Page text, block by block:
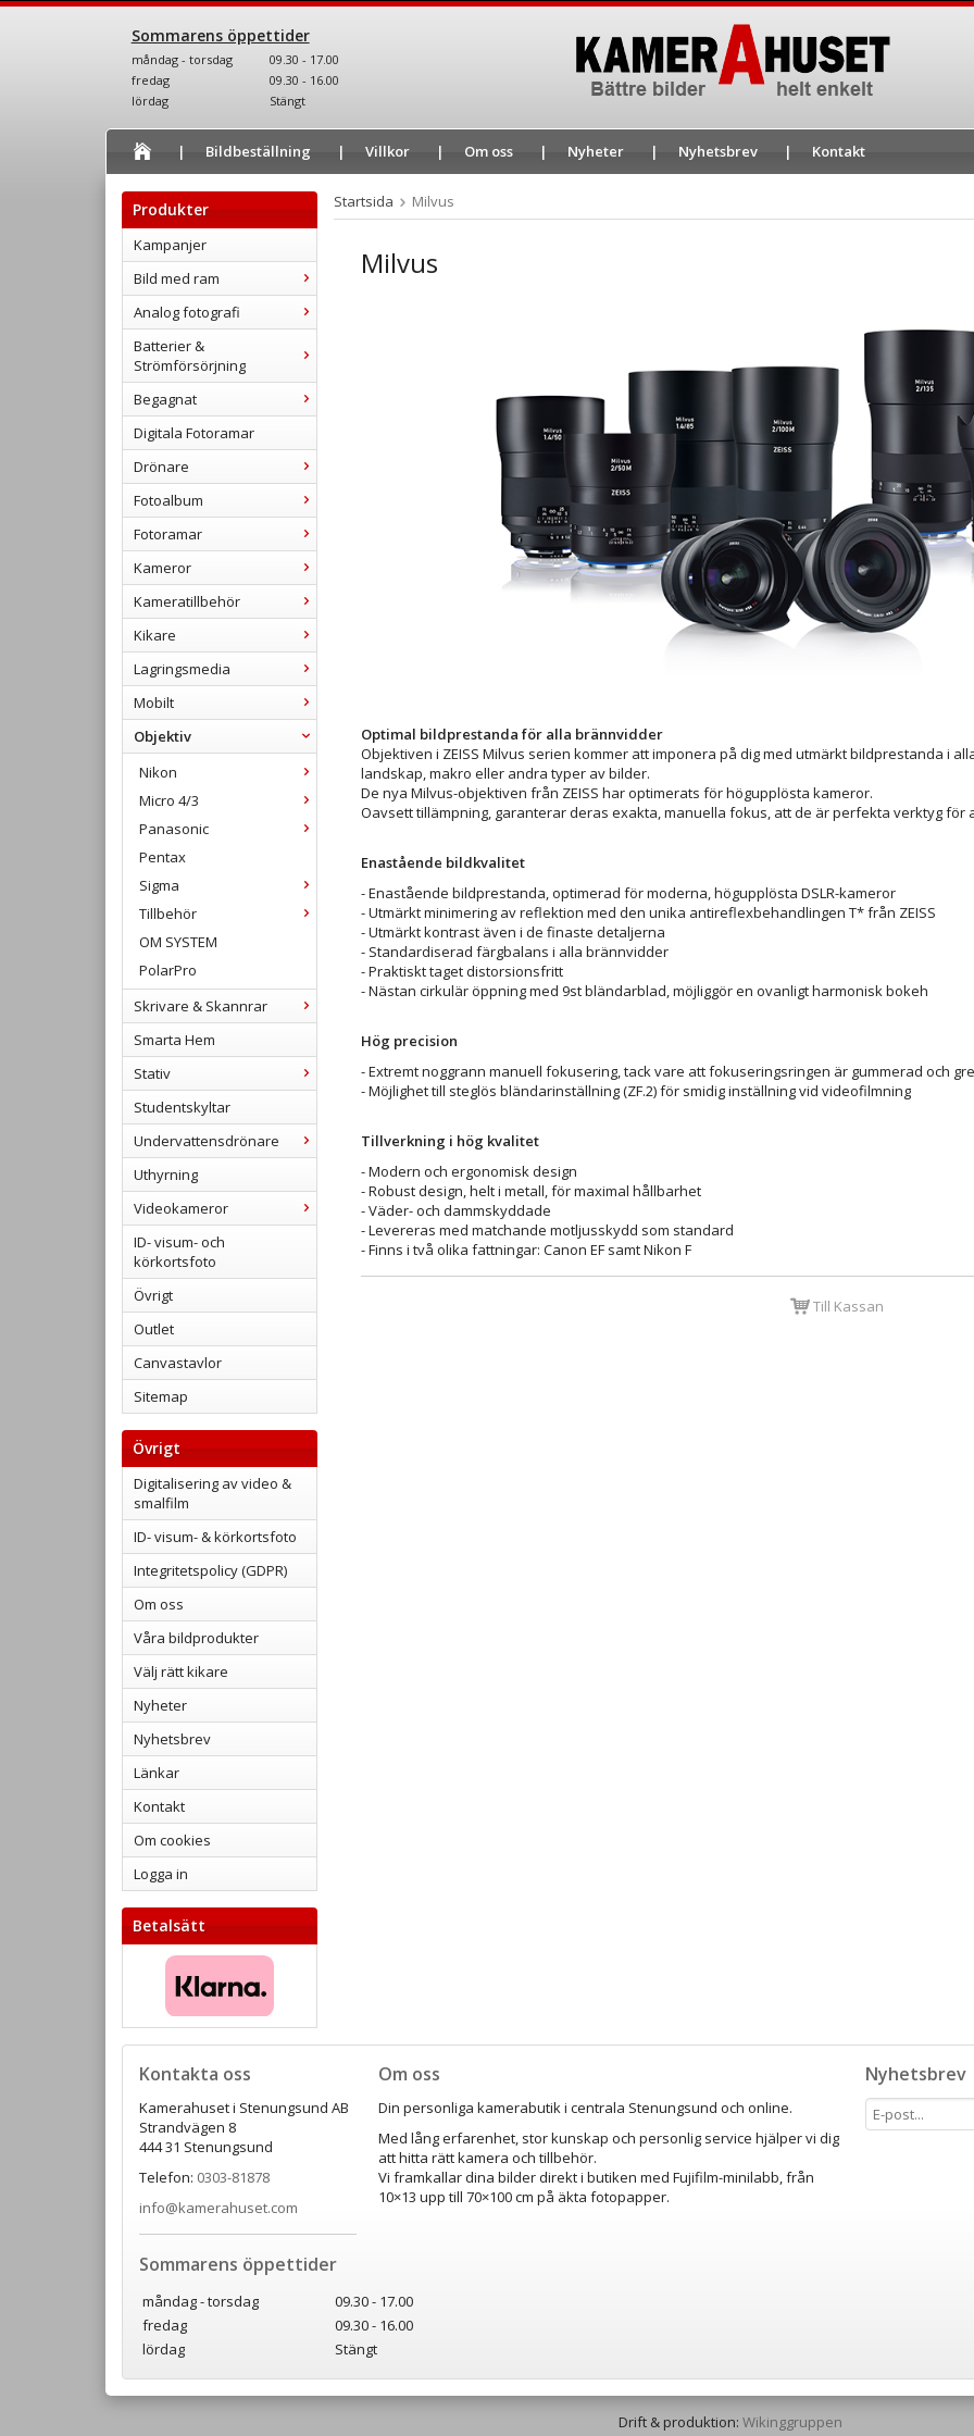
Sommarens öppettider
måndag - torsdag
09.30 - 17.00
fredag
09.30 - 16.00
lördag
Stängt
Bildbeställning Villkor Om oss Nyheter Nyhetsbrev Kontakt
Produkter
Kampanjer
Bild med ram
Analog fotografi
Batterier &
Strömförsörjning
Begagnat
Digitala Fotoramar
Drönare
Fotoalbum
Fotoramar
Kameror
Kameratillbehör
Kikare
Lagringsmedia
Mobilt
Objektiv
Nikon
Micro 4/3
Panasonic
Pentax
Sigma
Tillbehör
OM SYSTEM
PolarPro
Skrivare & Skannrar
Smarta Hem
Stativ
Studentskyltar
Undervattensdrönare
Uthyrning
Videokameror
ID- visum- och
körkortsfoto
Övrigt
Outlet
Canvastavlor
Sitemap
Övrigt
Digitalisering av video &
smalfilm
ID- visum- & körkortsfoto
Integritetspolicy (GDPR)
Om oss
Våra bildprodukter
Välj rätt kikare
Nyheter
Nyhetsbrev
Länkar
Kontakt
Om cookies
Logga in
Betalsätt
Startsida Milvus
Milvus
Optimal bildprestanda för alla brännvidder
Objektiven i ZEISS Milvus serien kommer att imponera på dig med utmärkt bildprestanda i
landskap, makro eller andra typer av bilder.
De nya Milvus-objektiven från ZEISS har optimerats för högupplösta kameror.
Oavsett tillämpning, garanterar deras exakta, manuella fokus, att de är perfekta verktyg
Enastående bildkvalitet
- Enastående bildprestanda, optimerad för moderna, högupplösta DSLR-kameror
- Utmärkt minimering av reflektion med den unika antireflexbehandlingen T* från ZEISS
- Utmärkt kontrast även i de finaste detaljerna
- Standardiserad färgbalans i alla brännvidder
- Praktiskt taget distorsionsfritt
- Nästan cirkulär öppning med 9st bländarblad, möjliggör en ovanligt harmonisk bokeh
Hög precision
- Extremt noggrann manuell fokusering, tack vare att fokuseringsringen är gummerad och
- Möjlighet till steglös bländarinställning (ZF.2) för smidig inställning vid videofilmning
Tillverkning i hög kvalitet
- Modern och ergonomisk design
- Robust design, helt i metall, för maximal hållbarhet
- Väder- och dammskyddade
- Levereras med matchande motljusskydd som standard
- Finns i två olika fattningar: Canon EF samt Nikon F
Till Kassan
Kontakta oss
Kamerahuset i Stenungsund AB
Strandvägen 8
444 31 Stenungsund
Telefon: 0303-81878
info@kamerahuset.com
Sommarens öppettider
måndag - torsdag
09.30 - 17.00
fredag
09.30 - 16.00
lördag
Stängt
Nyhetsbrev
Om oss
Din personliga kamerabutik i centrala Stenungsund och online.
Med lång erfarenhet, stor kunskap och personlig service hjälper vi dig
att hitta rätt kamera och tillbehör.
Vi framkallar dina bilder direkt i butiken med Fujifilm-minilabb, från
10×13 upp till 70×100 cm på äkta fotopapper.
Drift & produktion: Wikinggruppen